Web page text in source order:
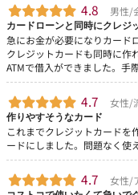
4.8 男性/
カードローンと同時にクレジ
急にお金が必要になりカード
クレジットカードも同時に作
ATMで借入ができました。手
4.7 女性/
作りやすそうなカード
これまでクレジットカードを
ードにしました。問題なく使
4.7 女性/